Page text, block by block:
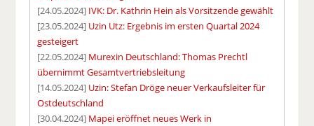
[24.05.2024] IVK: Dr. Kathrin Hein als Vorsitzende gewählt
[23.05.2024] Uzin Utz: Ergebnis im ersten Quartal 2024
gesteigert
[22.05.2024] Murexin Deutschland: Thomas Prechtl
übernimmt Gesamtvertriebsleitung
[14.05.2024] Uzin: Stefan Dröge neuer Verkaufsleiter für
Ostdeutschland
[30.04.2024] Mapei eröffnet neues Werk in